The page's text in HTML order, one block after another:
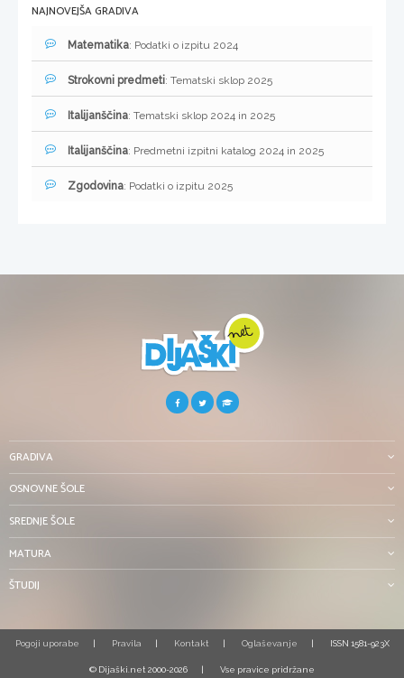
NAJNOVEJŠA GRADIVA
Matematika: Podatki o izpitu 2024
Strokovni predmeti: Tematski sklop 2025
Italijanščina: Tematski sklop 2024 in 2025
Italijanščina: Predmetni izpitni katalog 2024 in 2025
Zgodovina: Podatki o izpitu 2025
GRADIVA
OSNOVNE ŠOLE
SREDNJE ŠOLE
MATURA
ŠTUDIJ
Pogoji uporabe Pravila Kontakt Oglaševanje ISSN 1581-923X
© Dijaški.net 2000-2026 Vse pravice pridržane